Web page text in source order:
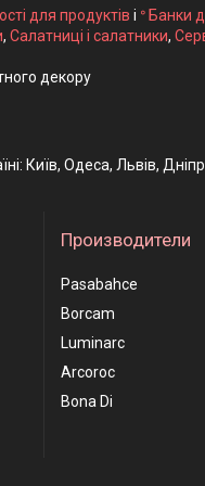
для продуктів і ᐤ Банки
, Салатниці і салатники,
декору
Київ, Одеса, Львів,
Производители
Pasabahce
Borcam
Luminarc
Arcoroc
Bona Di